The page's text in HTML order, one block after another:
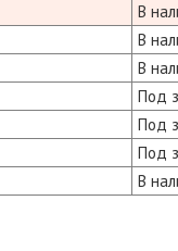
В
В
В
Под
Под
Под
В